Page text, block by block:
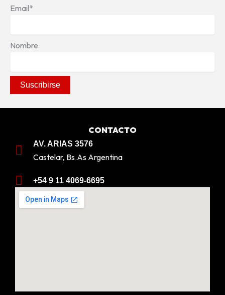
Email*
Nombre
CONTACTO
AV. ARIAS 3576
Castelar, Bs.As Argentina
+54 9 11 4069-6695